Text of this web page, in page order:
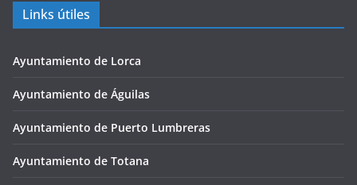
Links útiles
Ayuntamiento de Lorca
Ayuntamiento de Águilas
Ayuntamiento de Puerto Lumbreras
Ayuntamiento de Totana